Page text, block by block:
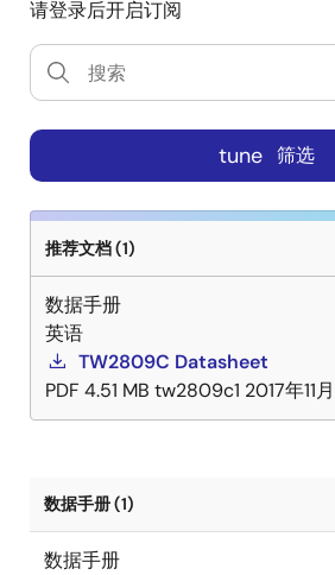
请登录后开启订阅
tune 筛选
推荐文档 (1)
数据手册
英语
TW2809C Datasheet
PDF 4.51 MB tw2809c1 2017年11
数据手册 (1)
数据手册